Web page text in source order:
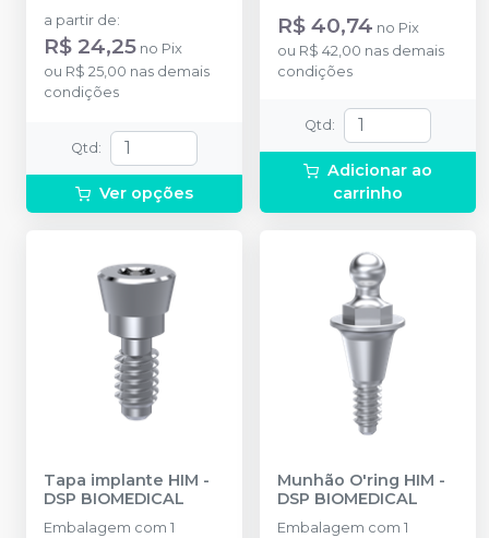
a partir de:
R$ 24,25 no Pix
ou R$ 25,00 nas demais
condições
Qtd :
Ver opções
R$ 40,74 no Pix
ou R$ 42,00 nas demais
condições
Qtd :
Adicionar ao
carrinho
Tapa implante HIM -
DSP BIOMEDICAL
Embalagem com 1
Munhão O'ring HIM -
DSP BIOMEDICAL
Embalagem com 1